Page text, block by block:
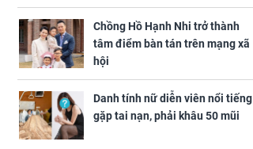
Tử vi thứ Sáu
7/8/2026 của 12 con
bạc đầy túi, sự nghiệp
phát triển hưng thịnh,
Mão - Thân tài lộc ảm
Chồng Hồ Hạnh Nhi trở thành
tâm điểm bàn tán trên mạng xã
hội
Danh tính nữ diễn viên nổi tiếng
gặp tai nạn, phải khâu 50 mũi